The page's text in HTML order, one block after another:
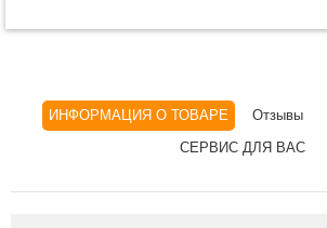
ИНФОРМАЦИЯ О ТОВАРЕ Отзывы
СЕРВИС ДЛЯ ВАС